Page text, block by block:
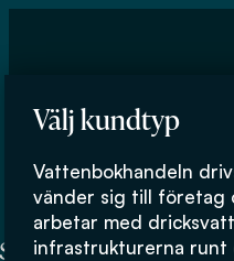
Välj kundtyp
Vattenbokhandeln
vänder sig till företag
arbetar med
infrastrukturerna runt